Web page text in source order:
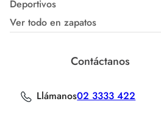
Deportivos
Ver todo en zapatos
Contáctanos
Llámanos02 3333 422